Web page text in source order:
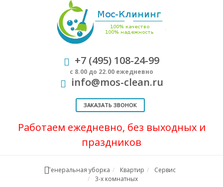
+7 (495) 108-24-99
с 8.00 до 22.00 ежедневно
info@mos-clean.ru
ЗАКАЗАТЬ ЗВОНОК
Работаем ежедневно, без выходных и
праздников
Генеральная уборка Квартир
Сервис
3-х комнатных